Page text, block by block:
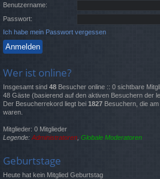
Benutzername:
Passwort:
Ich habe mein Passwort vergessen
Wer ist online?
Insgesamt sind 48 Besucher online :: 0 sichtbare
48 Gäste (basierend auf den aktiven Besuchern der
Der Besucherrekord liegt bei 1827 Besuchern, die
waren.
Mitglieder: 0 Mitglieder
Legende: Administratoren Globale Moderatoren
Geburtstage
Heute hat kein Mitglied Geburtstag